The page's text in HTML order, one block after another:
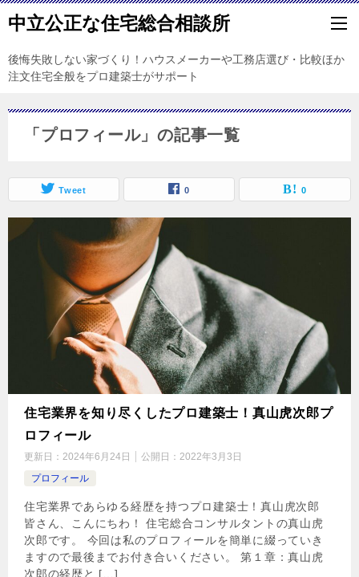
中立公正な住宅総合相談所
後悔失敗しない家づくり！ハウスメーカーや工務店選び・比較ほか
注文住宅全般をプロ建築士がサポート
「プロフィール」の記事一覧
Tweet 0 0
住宅業界を知り尽くしたプロ建築士！真山虎次郎プ
ロフィール
更新日： 2024年6月24日 公開日： 2022年3月3日
プロフィール
住宅業界であらゆる経歴を持つプロ建築士！真山虎次郎
皆さん、こんにちわ！ 住宅総合コンサルタントの真山虎
次郎です。 今回は私のプロフィールを簡単に綴っていき
ますので最後までお付き合いください。 第１章：真山虎
次郎の経歴と […]